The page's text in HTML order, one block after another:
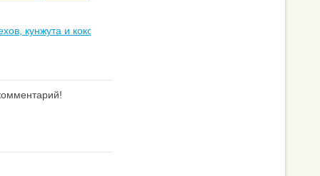
кунжута и кокосовой стружки